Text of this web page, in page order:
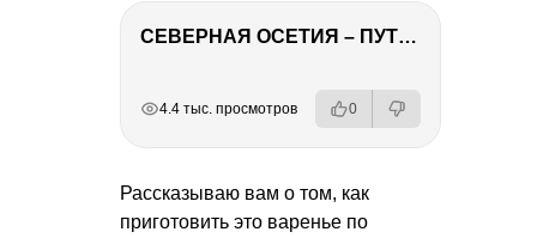
СЕВЕРНАЯ ОСЕТИЯ – ПУТЕШЕСТВИЕ НА КАВКАЗ часть 4
4.4 тыс. просмотров 0
Рассказываю вам о том, как
приготовить это варенье по